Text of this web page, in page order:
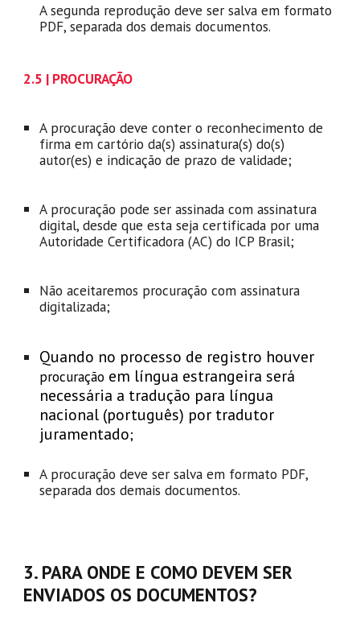
Asegunda reprodução deve ser salva em formato
PDF, separada dos demais documentos.
2.5 | PROCURAÇÃO
A procuração deve conter o reconhecimento de
firma em cartório da(s) assinatura(s) do(s)
autor(es) e indicação de prazo de validade;
A procuração pode ser assinada com assinatura
digital, desde que esta seja certificada por uma
Autoridade Certificadora (AC) do ICP Brasil;
Não aceitaremos procuração com assinatura
digitalizada;
Quando no processo de registro houver
procuração em língua estrangeira será
necessária a tradução para língua
nacional (português) por tradutor
juramentado;
A procuração deve ser salva em formato PDF,
separada dos demais documentos.
3. PARA ONDE E COMO DEVEM SER
ENVIADOS OS DOCUMENTOS?